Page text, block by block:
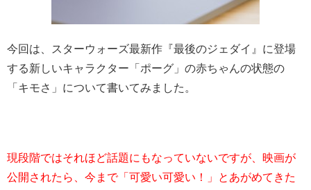
今回は、スターウォーズ最新作『最後のジェダイ』に登場
する新しいキャラクター「ポーグ」の赤ちゃんの状態の
「キモさ」について書いてみました。
現段階ではそれほど話題にもなっていないですが、映画が
公開されたら、今まで「可愛い可愛い！」とあがめてきた